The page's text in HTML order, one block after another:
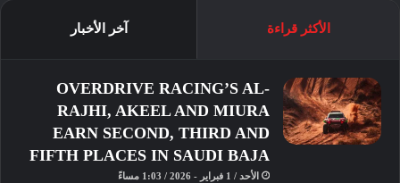
الأكثر قراءة آخر الأخبار
OVERDRIVE RACING’S AL-
RAJHI, AKEEL AND MIURA
EARN SECOND, THIRD AND
FIFTH PLACES IN SAUDI BAJA
الأحد / 1 فبراير - 2026 / 1:03 مساءً